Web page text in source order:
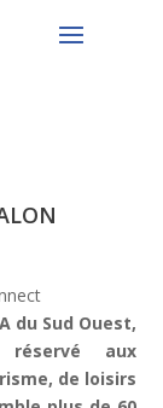
du Sud Ouest,
réservé aux
de loisirs